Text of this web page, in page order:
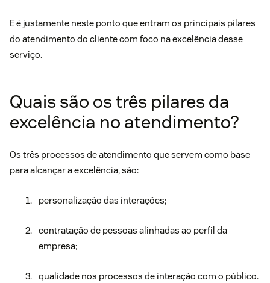
E é justamente neste ponto que entram os principais pilares
do atendimento do cliente com foco na excelência desse
serviço.
Quais são os três pilares da
excelência no atendimento?
Os três processos de atendimento que servem como base
para alcançar a excelência, são:
personalização das interações;
contratação de pessoas alinhadas ao perfil da
empresa;
qualidade nos processos de interação com o público.